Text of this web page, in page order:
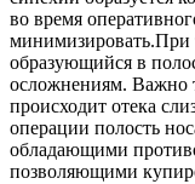
во время
образующийся в
осложнениям. Важно
происходит отека
операции полость
обладающими
позволяющими